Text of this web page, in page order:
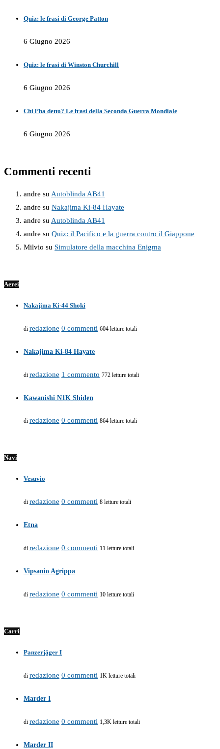
Quiz: le frasi di George Patton
6 Giugno 2026
Quiz: le frasi di Winston Churchill
6 Giugno 2026
Chi l’ha detto? Le frasi della Seconda Guerra Mondiale
6 Giugno 2026
Commenti recenti
andre su Autoblinda AB41
andre su Nakajima Ki-84 Hayate
andre su Autoblinda AB41
andre su Quiz: il Pacifico e la guerra contro il Giappone
Milvio su Simulatore della macchina Enigma
Aerei
Nakajima Ki-44 Shoki
di redazione 0 commenti 604 letture totali
Nakajima Ki-84 Hayate
di redazione 1 commento 772 letture totali
Kawanishi N1K Shiden
di redazione 0 commenti 864 letture totali
Navi
Vesuvio
di redazione 0 commenti 8 letture totali
Etna
di redazione 0 commenti 11 letture totali
Vipsanio Agrippa
di redazione 0 commenti 10 letture totali
Carri
Panzerjäger I
di redazione 0 commenti 1K letture totali
Marder I
di redazione 0 commenti 1,3K letture totali
Marder II